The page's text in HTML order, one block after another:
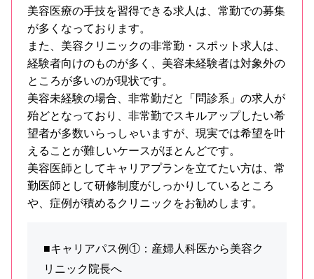
美容医療の手技を習得できる求人は、常勤での募集
が多くなっております。
また、美容クリニックの非常勤・スポット求人は、
経験者向けのものが多く、美容未経験者は対象外の
ところが多いのが現状です。
美容未経験の場合、非常勤だと「問診系」の求人が
殆どとなっており、非常勤でスキルアップしたい希
望者が多数いらっしゃいますが、現実では希望を叶
えることが難しいケースがほとんどです。
美容医師としてキャリアプランを立てたい方は、常
勤医師として研修制度がしっかりしているところ
や、症例が積めるクリニックをお勧めします。
■キャリアパス例①：産婦人科医から美容ク
リニック院長へ